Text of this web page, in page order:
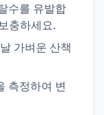
수를 유발합
충하세요.
가벼운 산책
측정하여 변